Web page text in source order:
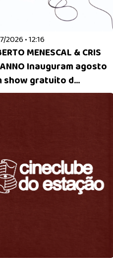
2026 • 12:16
MENESCAL & CRIS
Inauguram agosto
show gratuito d...